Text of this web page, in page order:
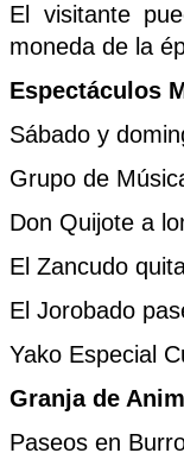
El visitante
moneda de la
Espectáculos
Sábado y
Grupo de
Don Quijote a
El Zancudo
El Jorobado
Yako Especial
Granja de
Paseos en